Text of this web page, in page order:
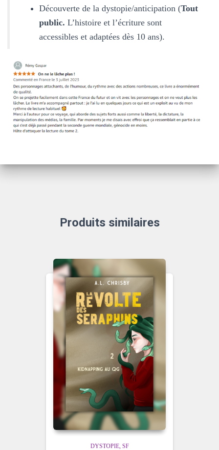
Découverte de la dystopie/anticipation (Tout
public. L’histoire et l’écriture sont
accessibles et adaptées dès 10 ans).
Produits similaires
DYSTOPIE SF